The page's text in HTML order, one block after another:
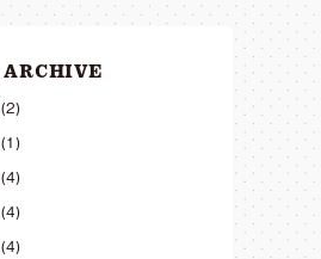
ARCHIVE
(2)
(1)
(4)
(4)
(4)